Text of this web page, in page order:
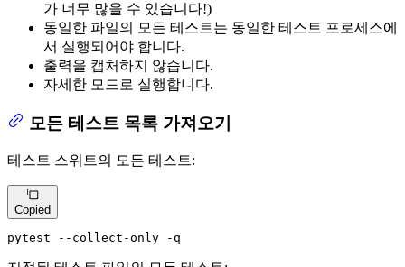
가 너무 많을 수 있습니다!)
동일한 파일의 모든 테스트는 동일한 테스트 프로세스에
서 실행되어야 합니다.
출력을 캡처하지 않습니다.
자세한 모드로 실행합니다.
모든 테스트 목록 가져오기
테스트 스위트의 모든 테스트:
Copied
pytest --collect-only -q